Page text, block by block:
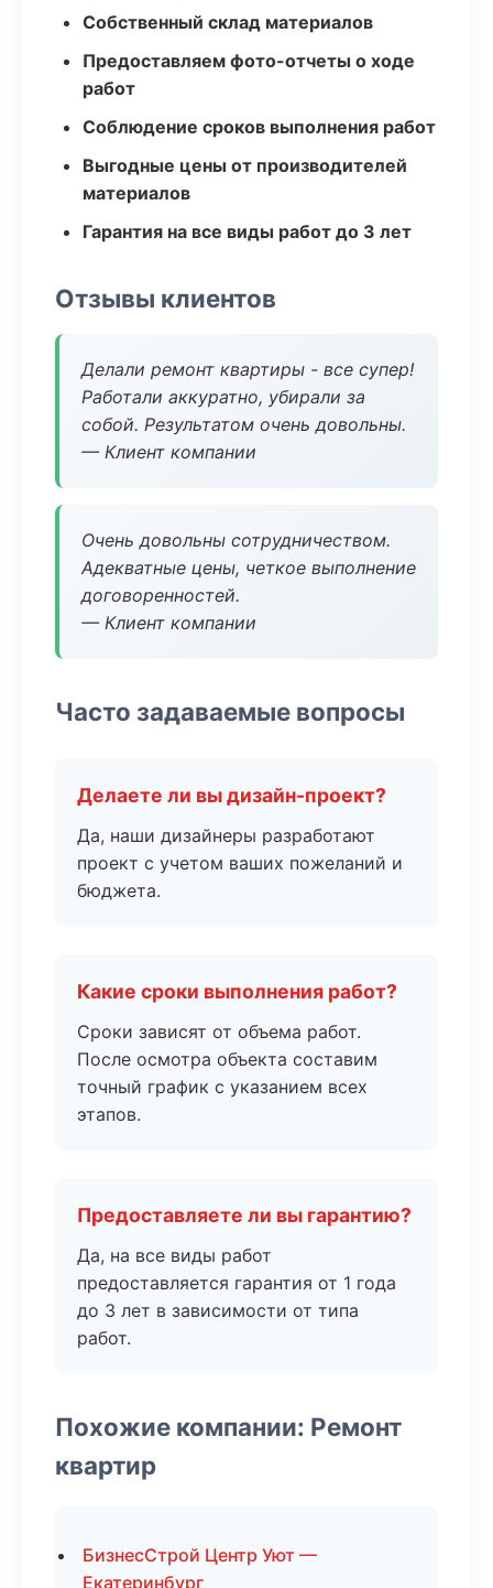
Собственный склад материалов
Предоставляем фото-отчеты о ходе
работ
Соблюдение сроков выполнения работ
Выгодные цены от производителей
материалов
Гарантия на все виды работ до 3 лет
Отзывы клиентов
Делали ремонт квартиры - все супер!
Работали аккуратно, убирали за
собой. Результатом очень довольны.
— Клиент компании
Очень довольны сотрудничеством.
Адекватные цены, четкое выполнение
договоренностей.
— Клиент компании
Часто задаваемые вопросы
Делаете ли вы дизайн-проект?
Да, наши дизайнеры разработают
проект с учетом ваших пожеланий и
бюджета.
Какие сроки выполнения работ?
Сроки зависят от объема работ.
После осмотра объекта составим
точный график с указанием всех
этапов.
Предоставляете ли вы гарантию?
Да, на все виды работ
предоставляется гарантия от 1 года
до 3 лет в зависимости от типа
работ.
Похожие компании: Ремонт
квартир
БизнесСтрой Центр Уют —
Екатеринбург